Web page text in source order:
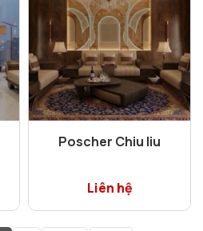
Poscher Chiu liu
Liên hệ